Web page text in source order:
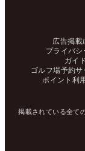
広告掲載
プライバシ
ガイ
ゴルフ場予約
ポイント利
掲載されている全て